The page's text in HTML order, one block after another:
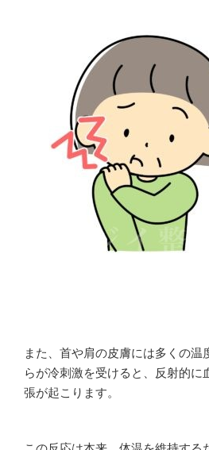
また、首や肩の皮膚には多くの
らが冷刺激を受けると、反射的に
張が起こります。